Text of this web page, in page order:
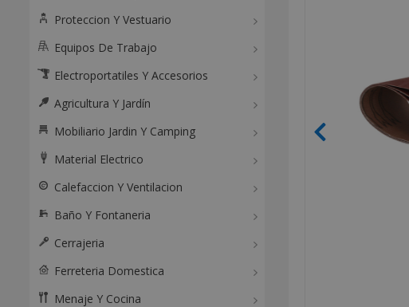
Proteccion Y Vestuario
Equipos De Trabajo
Electroportatiles Y Accesorios
Agricultura Y Jardín
Mobiliario Jardin Y Camping
Material Electrico
Calefaccion Y Ventilacion
Baño Y Fontaneria
Cerrajeria
Ferreteria Domestica
Menaje Y Cocina